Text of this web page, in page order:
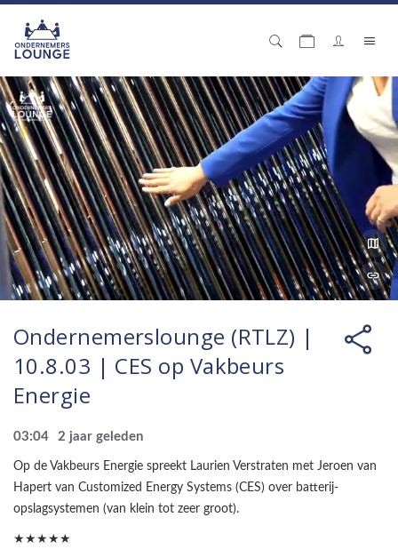
Ondernemerslounge (RTLZ) |
10.8.03 | CES op Vakbeurs
Energie
03:04 2 jaar geleden
Op de Vakbeurs Energie spreekt Laurien Verstraten met Jeroen van
Hapert van Customized Energy Systems (CES) over batterij-
opslagsystemen (van klein tot zeer groot).
★★★★★